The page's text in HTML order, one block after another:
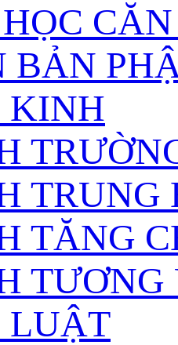
BẢN
KINH
TRUNG
TĂNG
TƯƠNG
LUẬT